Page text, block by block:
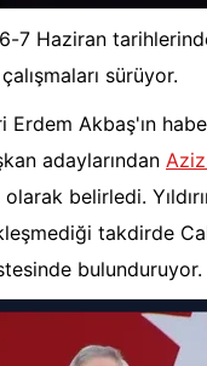
7 Haziran
sürüyor.
Erdem Akbaş'ın
adaylarından Aziz
belirledi.
takdirde
bulunduruyor.